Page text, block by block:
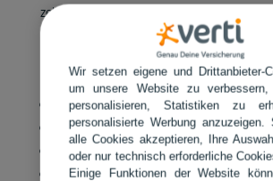
zelten, anstatt mit den Eltern im Camper
Auf die Packliste für den
gehören somit zum Beispiel noch:
Reisepass/Ausweis/Kinderausweis(e)
UV-Schutzkleidung & Sonnenhut
Sonnenschutz LSF 50+
Sonnenschirm/Strandmuschel
Wir setzen eigene und Drittanbieter-
um unsere Website zu
personalisieren, Statistiken zu
personalisierte Werbung anzuzeigen.
alle Cookies akzeptieren, Ihre
oder nur technisch erforderliche
Einige Funktionen der Website